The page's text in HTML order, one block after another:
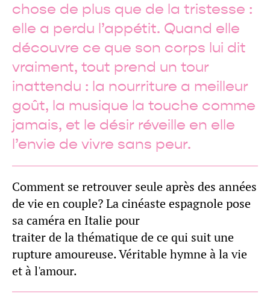
chose de plus que de la tristesse :
elle a perdu l’appétit. Quand elle
découvre ce que son corps lui dit
vraiment, tout prend un tour
inattendu : la nourriture a meilleur
goût, la musique la touche comme
jamais, et le désir réveille en elle
l’envie de vivre sans peur.
Comment se retrouver seule après des années
de vie en couple? La cinéaste espagnole pose
sa caméra en Italie pour
traiter de la thématique de ce qui suit une
rupture amoureuse. Véritable hymne à la vie
et à l'amour.